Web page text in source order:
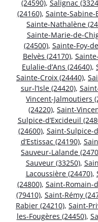
(24590), Salignac
(24160), Sainte-Sabine-
Sainte-Nathalène
Sainte-Marie-de-
(24500), Sainte-Foy-
Belvès (24170),
Eulalie-d’Ans (24640),
Sainte-Croix (24440),
sur-l’Isle (24420),
Vincent-Jalmoutiers
(24220), Saint-
Sulpice-d’Excideuil
(24600), Saint-Sulpice-
d’Estissac (24190),
Sauveur-Lalande
Sauveur (33250),
Lacoussière (24470),
(24800), Saint-Romain-
(79410), Saint-Rémy
Rabier (24210), Saint-
les-Fougères (24450),